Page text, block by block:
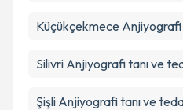
Küçükçekmece Anjiyografi
Silivri Anjiyografi tanı ve
Şişli Anjiyografi tanı ve